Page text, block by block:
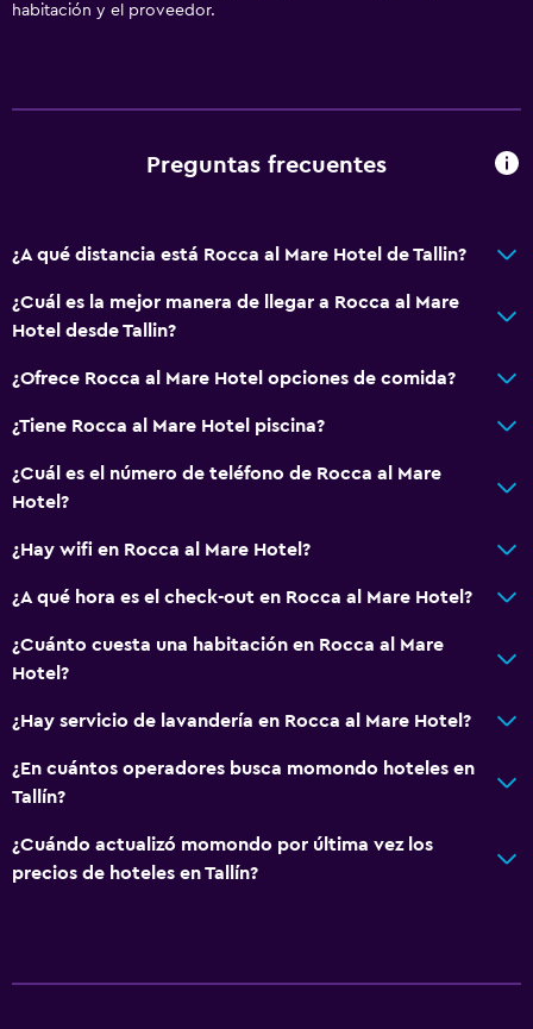
habitación y el proveedor.
Preguntas frecuentes
¿A qué distancia está Rocca al Mare Hotel de Tallin?
¿Cuál es la mejor manera de llegar a Rocca al Mare
Hotel desde Tallin?
¿Ofrece Rocca al Mare Hotel opciones de comida?
¿Tiene Rocca al Mare Hotel piscina?
¿Cuál es el número de teléfono de Rocca al Mare
Hotel?
¿Hay wifi en Rocca al Mare Hotel?
¿A qué hora es el check-out en Rocca al Mare Hotel?
¿Cuánto cuesta una habitación en Rocca al Mare
Hotel?
¿Hay servicio de lavandería en Rocca al Mare Hotel?
¿En cuántos operadores busca momondo hoteles en
Tallín?
¿Cuándo actualizó momondo por última vez los
precios de hoteles en Tallín?